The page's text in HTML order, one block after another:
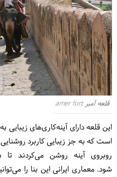
قلعه آمبر amer fort
این قلعه دارای آینه‌کاری‌‌های زیبایی
است که به جز زیبایی کاربرد
روبروی آینه روشن می‌کردند
شود. معماری ایرانی این بنا را